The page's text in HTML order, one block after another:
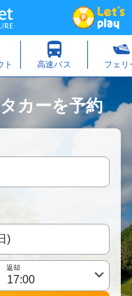
カーを予約
返却